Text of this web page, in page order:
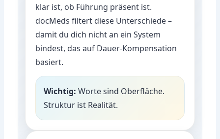
klar ist, ob Führung präsent ist.
docMeds filtert diese Unterschiede –
damit du dich nicht an ein System
bindest, das auf Dauer-Kompensation
basiert.
Wichtig: Worte sind Oberfläche.
Struktur ist Realität.